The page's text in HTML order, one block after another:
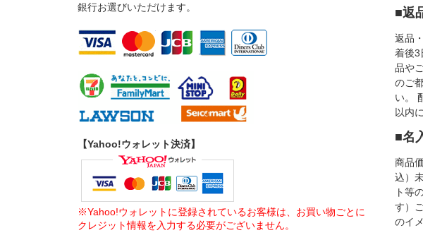
銀行お選びいただけます。
【Yahoo!ウォレット決済】
※Yahoo!ウォレットに登録されているお客様は、お買い物ごとに
クレジット情報を入力する必要がございません。
■返
返品
着後3
品や
のご
い。
以内
■名
商品
込）
ト等
す）
のイ